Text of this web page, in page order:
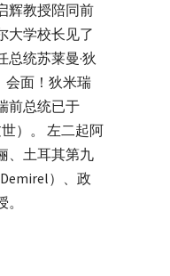
辉教授陪同前
大学校长见了
统苏莱曼·狄
会面！狄米瑞
前总统已于
）。 左二起阿
、土耳其第九
）、政